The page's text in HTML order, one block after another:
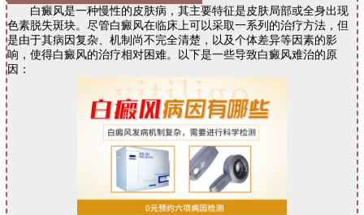
白癜风是一种慢性的皮肤病，其主要特征是皮肤局部或全身出现
色素脱失斑块。尽管白癜风在临床上可以采取一系列的治疗方法，但
是由于其病因复杂、机制尚不完全清楚，以及个体差异等因素的影
响，使得白癜风的治疗相对困难。以下是一些导致白癜风难治的原
因：